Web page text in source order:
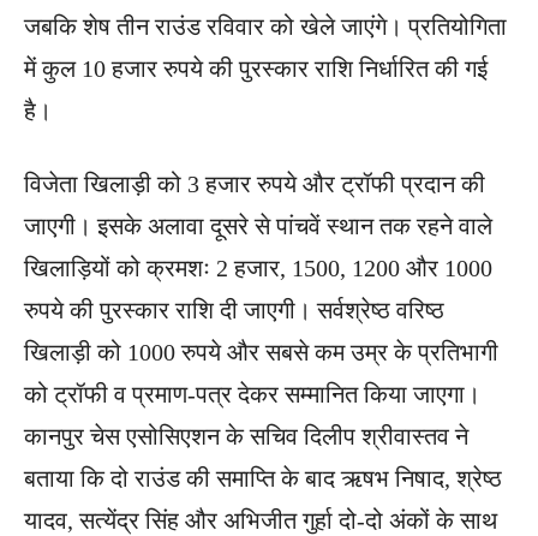
जबकि शेष तीन राउंड रविवार को खेले जाएंगे। प्रतियोगिता
में कुल 10 हजार रुपये की पुरस्कार राशि निर्धारित की गई
है।
विजेता खिलाड़ी को 3 हजार रुपये और ट्रॉफी प्रदान की
जाएगी। इसके अलावा दूसरे से पांचवें स्थान तक रहने वाले
खिलाड़ियों को क्रमशः 2 हजार, 1500, 1200 और 1000
रुपये की पुरस्कार राशि दी जाएगी। सर्वश्रेष्ठ वरिष्ठ
खिलाड़ी को 1000 रुपये और सबसे कम उम्र के प्रतिभागी
को ट्रॉफी व प्रमाण-पत्र देकर सम्मानित किया जाएगा।
कानपुर चेस एसोसिएशन के सचिव दिलीप श्रीवास्तव ने
बताया कि दो राउंड की समाप्ति के बाद ऋषभ निषाद, श्रेष्ठ
यादव, सत्येंद्र सिंह और अभिजीत गुर्हा दो-दो अंकों के साथ